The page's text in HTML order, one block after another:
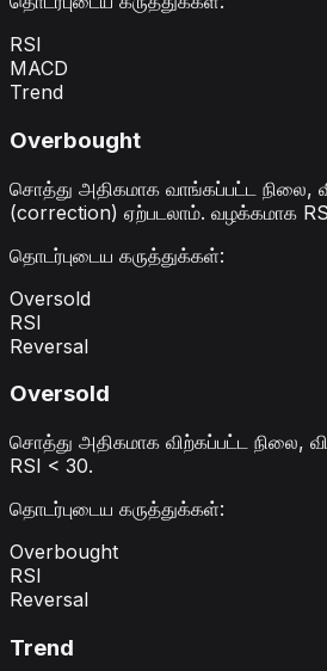
RSI
MACD
Trend
Overbought
சொத்து அதிகமாக வாங்கப்பட்ட நிலை,
(correction) ஏற்படலாம். வழக்கமாக
தொடர்புடைய கருத்துக்கள்:
Oversold
RSI
Reversal
Oversold
சொத்து அதிகமாக விற்கப்பட்ட நிலை,
RSI < 30.
தொடர்புடைய கருத்துக்கள்:
Overbought
RSI
Reversal
Trend